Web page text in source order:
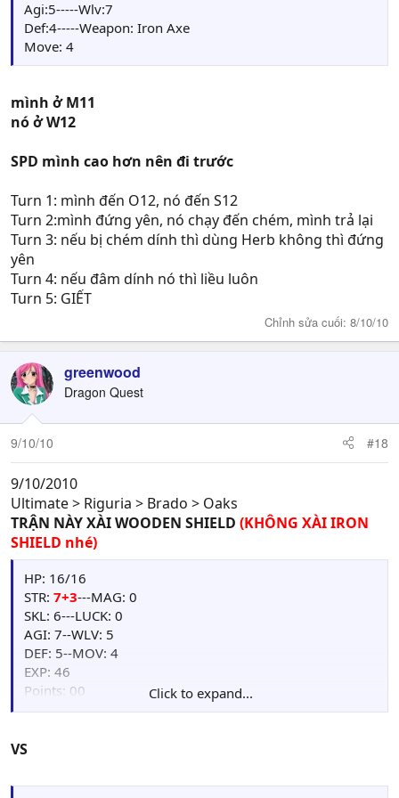
Agi:5-----Wlv:7
Def:4-----Weapon: Iron Axe
Move: 4
mình ở M11
nó ở W12
SPD mình cao hơn nên đi trước
Turn 1: mình đến O12, nó đến S12
Turn 2:mình đứng yên, nó chạy đến chém, mình trả lại
Turn 3: nếu bị chém dính thì dùng Herb không thì đứng
yên
Turn 4: nếu đâm dính nó thì liều luôn
Turn 5: GIẾT
Chỉnh sửa cuối: 8/10/10
greenwood
Dragon Quest
9/10/10 #18
9/10/2010
Ultimate > Riguria > Brado > Oaks
TRẬN NÀY XÀI WOODEN SHIELD (KHÔNG XÀI IRON
SHIELD nhé)
HP: 16/16
STR: 7+3---MAG: 0
SKL: 6---LUCK: 0
AGI: 7--WLV: 5
DEF: 5--MOV: 4
EXP: 46
Points: 00
Weapon : Iron Spear[+3AGI,+2WLV](60/60), Iron
Item: Herb(6), W.Shield(1)
Card: Orge(1)
Click to expand...
VS